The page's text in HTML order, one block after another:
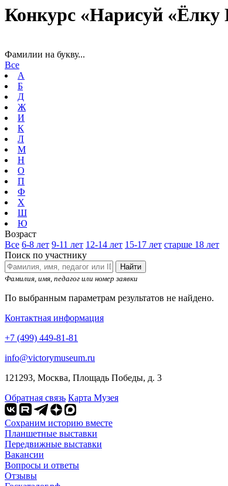
Конкурс «Нарисуй «Ёлку
Фамилии на букву...
Все
А
Б
Д
Ж
И
К
Л
М
Н
О
П
Ф
Х
Ш
Ю
Возраст
Все 6-8 лет 9-11 лет 12-14 лет 15-17 лет старше 18 лет
Поиск по участнику
Найти
Фамилия, имя, педагог или номер заявки
По выбранным параметрам результатов не найдено.
Контактная информация
+7 (499) 449-81-81
info@victorymuseum.ru
121293, Москва, Площадь Победы, д. 3
Обратная связь Карта Музея
Сохраним историю вместе
Планшетные выставки
Передвижные выставки
Вакансии
Вопросы и ответы
Отзывы